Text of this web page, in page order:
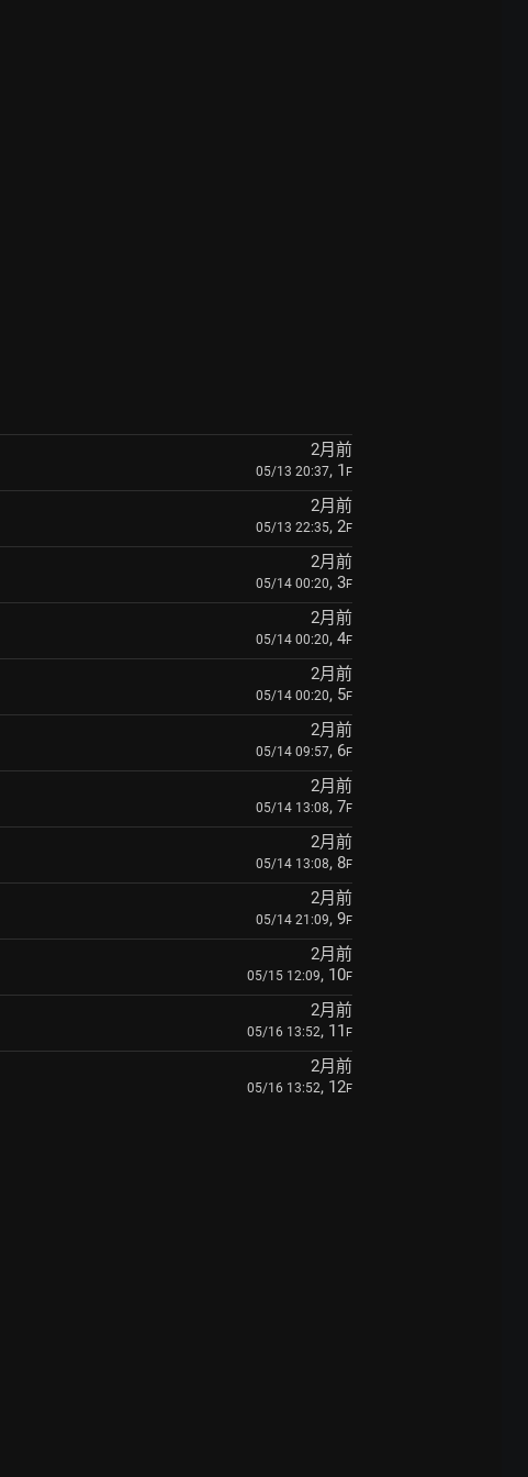
2月前
05/13 20:37, 1 F
2月前
05/13 22:35, 2F
2月前
05/14 00:20, 3F
2月前
05/14 00:20, 4F
2月前
05/14 00:20, 5F
2月前
05/14 09:57, 6F
2月前
05/14 13:08, 7F
2月前
05/14 13:08, 8F
2月前
05/14 21:09, 9F
2月前
05/15 12:09, 10F
2月前
05/16 13:52, 11 F
2月前
05/16 13:52, 12F